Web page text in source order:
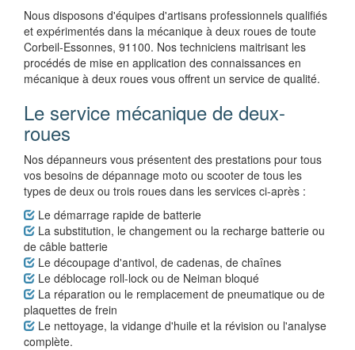
Nous disposons d'équipes d'artisans professionnels qualifiés
et expérimentés dans la mécanique à deux roues de toute
Corbeil-Essonnes, 91100. Nos techniciens maitrisant les
procédés de mise en application des connaissances en
mécanique à deux roues vous offrent un service de qualité.
Le service mécanique de deux-
roues
Nos dépanneurs vous présentent des prestations pour tous
vos besoins de dépannage moto ou scooter de tous les
types de deux ou trois roues dans les services ci-après :
Le démarrage rapide de batterie
La substitution, le changement ou la recharge batterie ou
de câble batterie
Le découpage d'antivol, de cadenas, de chaînes
Le déblocage roll-lock ou de Neiman bloqué
La réparation ou le remplacement de pneumatique ou de
plaquettes de frein
Le nettoyage, la vidange d'huile et la révision ou l'analyse
complète.